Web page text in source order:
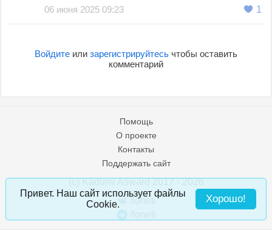
06 июня 2025 09:23
1
Войдитеили зарегистрируйтесьчтобы оставить
комментарий
/loneti
(c) Kadumi Asward 2017 - 2026 :)
Помощь
О проекте
Контакты
Поддержать сайт
Привет. Наш сайт использует файлы
Cookie.
Хорошо!